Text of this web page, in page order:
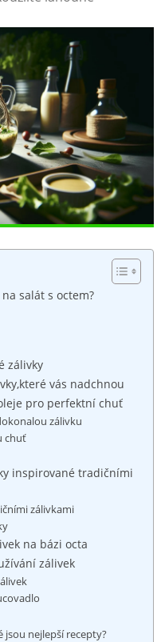
salát s ‌octem?
zálivky
vás nadchnou
pro perfektní chuť
zálivku
⁣chuť
inspirované tradičními
zálivkami
na bázi octa
zálivek
jsou nejlepší ⁣recepty?